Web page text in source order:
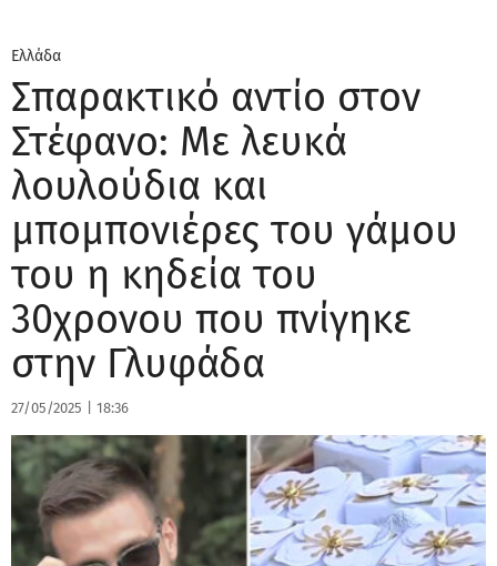
Ελλάδα
Σπαρακτικό αντίο στον
Στέφανο: Με λευκά
λουλούδια και
μπομπονιέρες του γάμου
του η κηδεία του
30χρονου που πνίγηκε
στην Γλυφάδα
27/05/2025 18:36